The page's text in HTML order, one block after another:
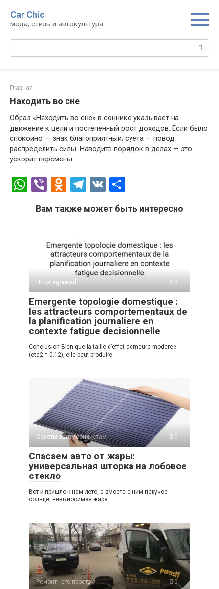
контенту
Car Chic
мода, стиль и автокультура
Поиск:
Главная
Находить во сне
Образ «Находить во сне» в соннике указывает на
движение к цели и постепенный рост доходов. Если было
спокойно — знак благоприятный; суета — повод
распределить силы. Наводите порядок в делах — это
ускорит перемены.
W
at
p
Vi
er
O
n
kl
a
ss
ni
ki
T
e
a
m
V
п
а
в
и
ть
Вам также может быть интересно
Uncategorised 0
Emergente topologie domestique :
les attracteurs comportementaux de
la planification journaliere en
contexte fatigue decisionnelle
Conclusion Bien que la taille d’effet demeure moderee
(eta2 = 0.12), elle peut produire
Советы автомобилистам 0
Спасаем авто от жары:
универсальная шторка на лобовое
стекло
Вот и пришло к нам лето, а вместе с ним пекучее
солнце, невыносимая жара
Ремонт - это просто 0